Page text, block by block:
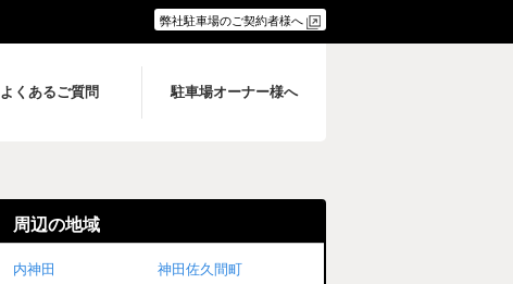
弊社駐車場のご契約者様へ
よくあるご質問 駐車場オーナー様へ
周辺の地域
内神田
神田佐久間町